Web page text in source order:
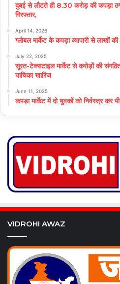
दुबई से लौटते ही 8.30 करोड़ की कपड़ा
गिरफ्तार,
April 14, 2026
ग्लोबल मार्केट के कपड़ा व्यापारी से लाखों
July 22, 2025
सूरत-टेक्सटाइल मार्केट से करोड़ों की
याचिका खारिज
June 11, 2025
कपड़ा मार्केट में दो युवकों को निर्वस्त्र कर
VIDROHI AWAZ